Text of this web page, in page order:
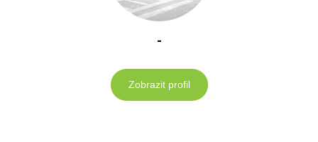
-
Zobrazit profil